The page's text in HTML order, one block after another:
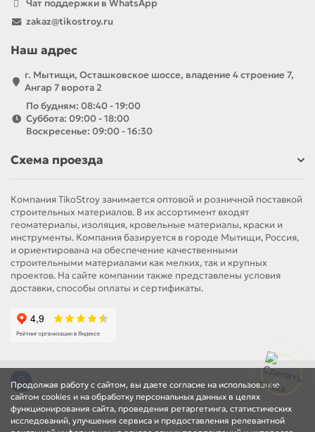
Продолжая работу с сайтом, вы даете согласие на использование
сайтом cookies и на обработку персональных данных в целях
функционирования сайта, проведения ретаргетинга, статистических
исследований, улучшения сервиса и предоставления релевантной
Чат поддержки в WhatsApp
zakaz@tikostroy.ru
Наш адрес
г. Мытищи, Осташковское шоссе, владение 4 строение 7,
Ангар 7 ворота 2
По будням: 08:40 - 19:00
Суббота: 09:00 - 18:00
Воскресенье: 09:00 - 16:30
Схема проезда
Компания TikoStroy занимается оптовой и розничной поставкой
строительных материалов. В их ассортимент входят
геоматериалы, изоляция, кровельные материалы, краски и
инструменты. Компания базируется в городе Мытищи, Россия,
и ориентирована на обеспечение качественными
строительными материалами как мелких, так и крупных
проектов. На сайте компании также представлены условия
доставки, способы оплаты и сертификаты.